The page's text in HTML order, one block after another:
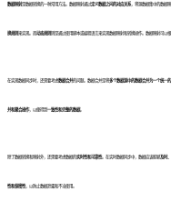
数据映射是数据转换的一种常用方法。数据映射通过定义数据之间的对应关系 ，将源数据集中的数据
换规则 来实现。而 动态规则 则是通过使用脚本或编程语言来实现数据映射和转换操作。数据映射可以
在实现数据同步时，还需要考虑 数据合并的问题。数据合并是将多个数据源中的数据合并为一个统一
并和聚合操作，以便得到 一致性和完整的数据。
除了数据转换和映射外，还需要考虑数据的 实时性和可靠性 。在实时数据同步中，数据应该能够 及时、
性和保密性 ，以防止数据泄露和不当使用。